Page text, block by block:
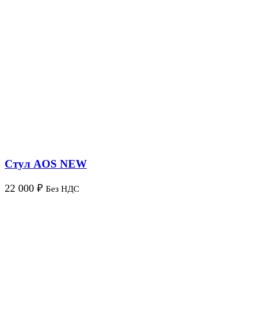
Стул AOS NEW
22 000 ₽ Без НДС